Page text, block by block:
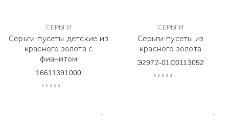
СЕРЬГИ
Серьги-пусеты детские из
красного золота с
фианитом
16611391000
СЕРЬГИ
Серьги-пусеты из
красного золота
Э2972-01С0113052